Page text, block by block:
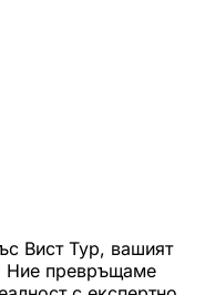
Вист Тур, вашият
Ние превръщаме